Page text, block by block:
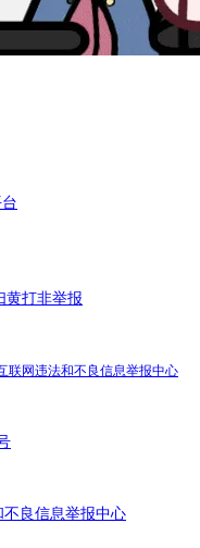
黄打非举报
良信息举报中心